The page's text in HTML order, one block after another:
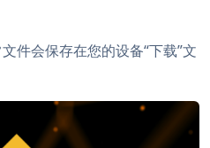
件会保存在您的设备“下载”文